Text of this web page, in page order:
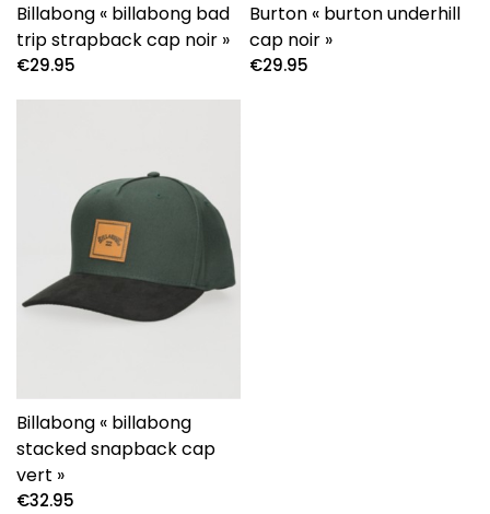
Billabong « billabong bad
trip strapback cap noir »
€29.95
Burton « burton underhill
cap noir »
€29.95
Billabong « billabong
stacked snapback cap
vert »
€32.95